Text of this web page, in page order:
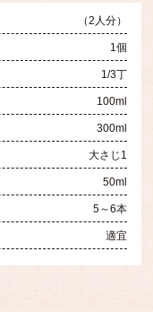
（2人分）
1個
1/3丁
100ml
300ml
大さじ1
50ml
5～6本
適宜